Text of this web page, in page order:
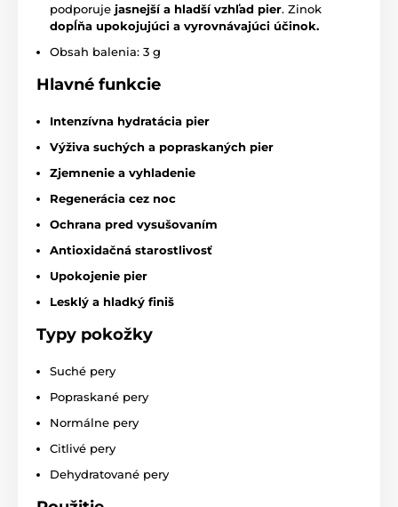
podporuje jasnejší a hladší vzhľad pier. Zinok
dopĺňa upokojujúci a vyrovnávajúci účinok.
Obsah balenia: 3 g
Hlavné funkcie
Intenzívna hydratácia pier
Výživa suchých a popraskaných pier
Zjemnenie a vyhladenie
Regenerácia cez noc
Ochrana pred vysušovaním
Antioxidačná starostlivosť
Upokojenie pier
Lesklý a hladký finiš
Typy pokožky
Suché pery
Popraskané pery
Normálne pery
Citlivé pery
Dehydratované pery